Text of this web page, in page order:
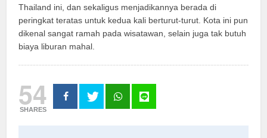
Thailand ini, dan sekaligus menjadikannya berada di
peringkat teratas untuk kedua kali berturut-turut. Kota ini pun
dikenal sangat ramah pada wisatawan, selain juga tak butuh
biaya liburan mahal.
54
SHARES